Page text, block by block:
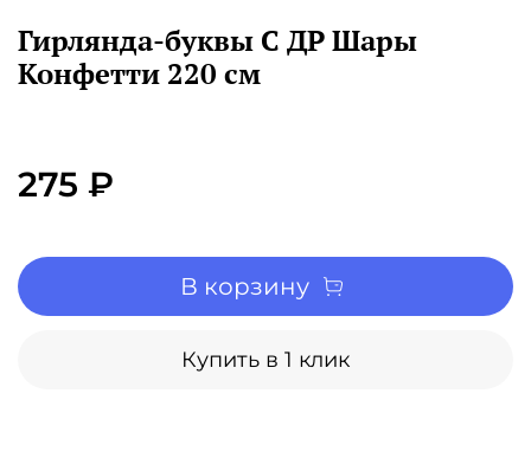
Гирлянда-буквы С ДР Шары
Конфетти 220 см
275 ₽
В корзину
Купить в 1 клик